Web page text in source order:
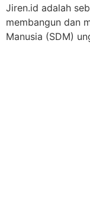
Jiren.id adalah
membangun dan
Manusia (SDM)